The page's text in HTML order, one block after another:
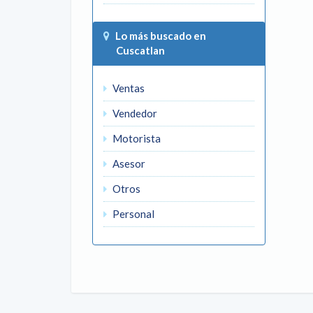
Lo más buscado en
Cuscatlan
Ventas
Vendedor
Motorista
Asesor
Otros
Personal